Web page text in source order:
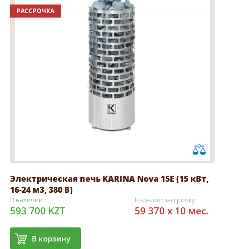
РАССРОЧКА
Электрическая печь KARINA Nova 15Е (15 кВт,
16-24 м3, 380 В)
В наличии
593 700 KZT
В корзину
В кредит/рассрочку:
59 370 x 10 мес.